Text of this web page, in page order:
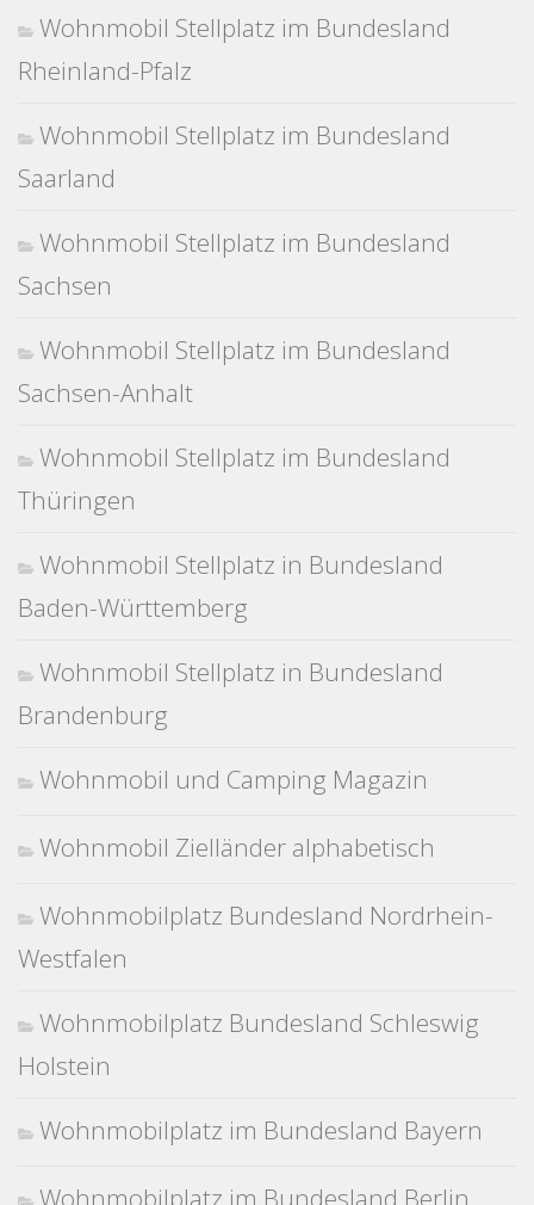
Wohnmobil Stellplatz im Bundesland
Rheinland-Pfalz
Wohnmobil Stellplatz im Bundesland
Saarland
Wohnmobil Stellplatz im Bundesland
Sachsen
Wohnmobil Stellplatz im Bundesland
Sachsen-Anhalt
Wohnmobil Stellplatz im Bundesland
Thüringen
Wohnmobil Stellplatz in Bundesland
Baden-Württemberg
Wohnmobil Stellplatz in Bundesland
Brandenburg
Wohnmobil und Camping Magazin
Wohnmobil Zielländer alphabetisch
Wohnmobilplatz Bundesland Nordrhein-
Westfalen
Wohnmobilplatz Bundesland Schleswig
Holstein
Wohnmobilplatz im Bundesland Bayern
Wohnmobilplatz im Bundesland Berlin